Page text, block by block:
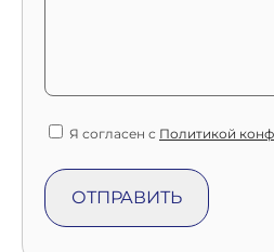
Я согласен с Политикой